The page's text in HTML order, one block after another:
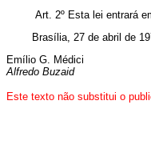
Art. 2º Esta lei entrará
Brasília, 27 de abril de
Emílio G. Médici
Alfredo Buzaid
Este texto não substitui o